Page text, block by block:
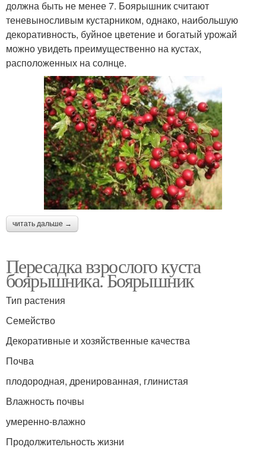
должна быть не менее 7. Боярышник считают
теневыносливым кустарником, однако, наибольшую
декоративность, буйное цветение и богатый урожай
можно увидеть преимущественно на кустах,
расположенных на солнце.
читать дальше →
Пересадка взрослого куста
боярышника. Боярышник
Тип растения
Семейство
Декоративные и хозяйственные качества
Почва
плодородная, дренированная, глинистая
Влажность почвы
умеренно-влажно
Продолжительность жизни